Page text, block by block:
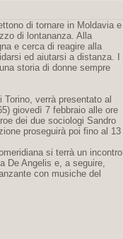
di tornare in Moldavia e
di lontananza. Alla
e cerca di reagire alla
ed aiutarsi a distanza. I
storia di donne sempre
verrà presentato al
giovedì 7 febbraio alle ore
dei due sociologi Sandro
proseguirà poi fino al 13
si terrà un incontro
De Angelis e, a seguire,
con musiche del